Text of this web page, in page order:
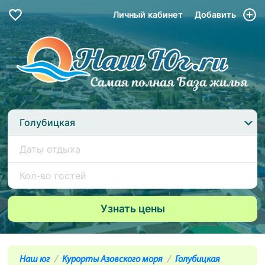
Личный кабинет Добавить
Голубицкая
Наш юг Курорты Азовского моря Голубицкая